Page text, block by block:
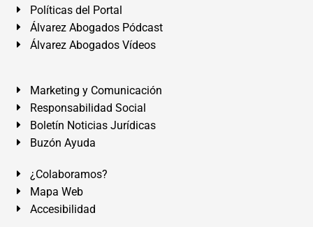
Políticas del Portal
Álvarez Abogados Pódcast
Álvarez Abogados Vídeos
Marketing y Comunicación
Responsabilidad Social
Boletín Noticias Jurídicas
Buzón Ayuda
¿Colaboramos?
Mapa Web
Accesibilidad